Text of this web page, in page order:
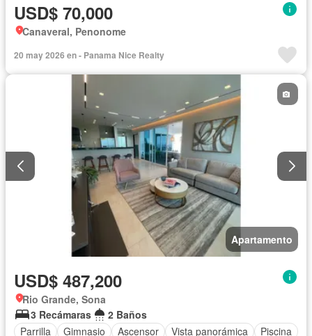
USD$ 70,000
Canaveral, Penonome
20 may 2026 en - Panama Nice Realty
Apartamento
USD$ 487,200
Rio Grande, Sona
3 Recámaras
2 Baños
Parrilla
Gimnasio Ascensor Vista panorámica Piscina